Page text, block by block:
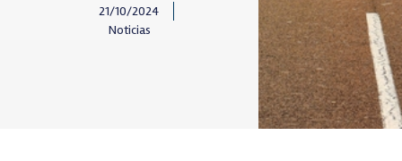
21/10/2024
Noticias